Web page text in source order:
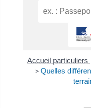
Accueil particuliers
> Quelles